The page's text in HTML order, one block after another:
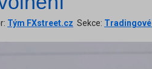
Tým FXstreet.cz Sekce: Tradingové